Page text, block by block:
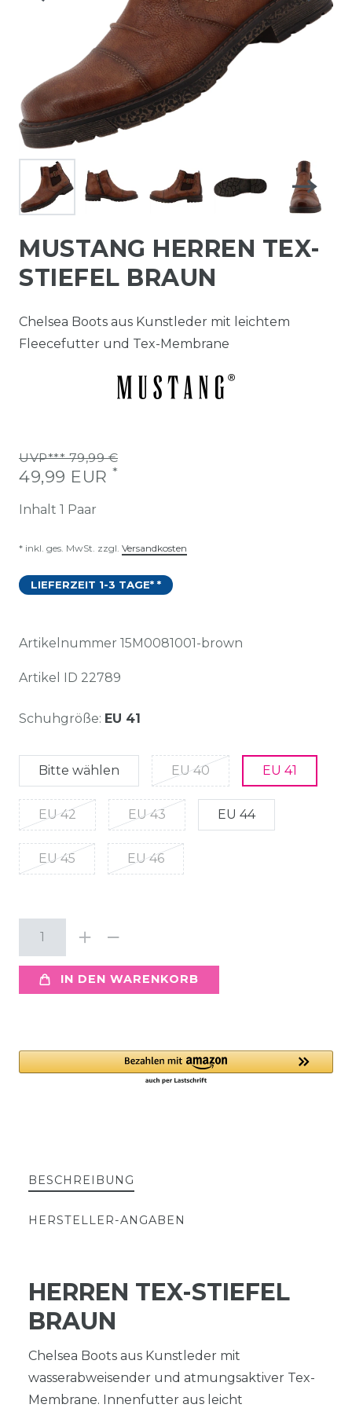
MUSTANG HERREN TEX-
STIEFEL BRAUN
Chelsea Boots aus Kunstleder mit leichtem
Fleecefutter und Tex-Membrane
UVP*** 79,99 €
49,99 EUR *
Inhalt 1 Paar
* inkl. ges. MwSt. zzgl. Versandkosten
LIEFERZEIT 1-3 TAGE* *
Artikelnummer 15M0081001-brown
Artikel ID 22789
Schuhgröße: EU 41
Bitte wählen EU 40 EU 41
EU 42 EU 43 EU 44
EU 45 EU 46
IN DEN WARENKORB
BESCHREIBUNG
HERSTELLER-ANGABEN
HERREN TEX-STIEFEL
BRAUN
Chelsea Boots aus Kunstleder mit
wasserabweisender und atmungsaktiver Tex-
Membrane. Innenfutter aus leicht